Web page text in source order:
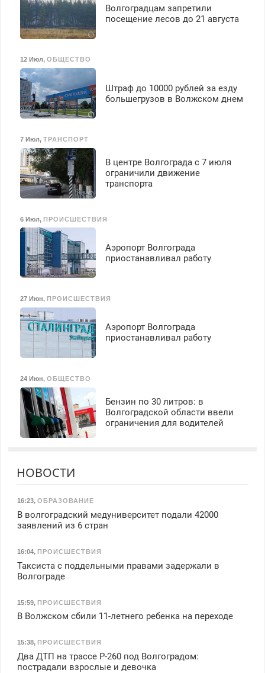
Волгоградцам запретили
посещение лесов до 21 августа
12 Июл, ОБЩЕСТВО
Штраф до 10000 рублей за езду
большегрузов в Волжском днем
7 Июл, ТРАНСПОРТ
В центре Волгограда с 7 июля
ограничили движение
транспорта
6 Июл, ПРОИСШЕСТВИЯ
Аэропорт Волгограда
приостанавливал работу
27 Июн, ПРОИСШЕСТВИЯ
Аэропорт Волгограда
приостанавливал работу
24 Июн, ОБЩЕСТВО
Бензин по 30 литров: в
Волгоградской области ввели
ограничения для водителей
НОВОСТИ
16:23, ОБРАЗОВАНИЕ
В волгоградский медуниверситет подали 42000
заявлений из 6 стран
16:04, ПРОИСШЕСТВИЯ
Таксиста с поддельными правами задержали в
Волгограде
15:59, ПРОИСШЕСТВИЯ
В Волжском сбили 11-летнего ребенка на переходе
15:38, ПРОИСШЕСТВИЯ
Два ДТП на трассе Р-260 под Волгоградом:
пострадали взрослые и девочка